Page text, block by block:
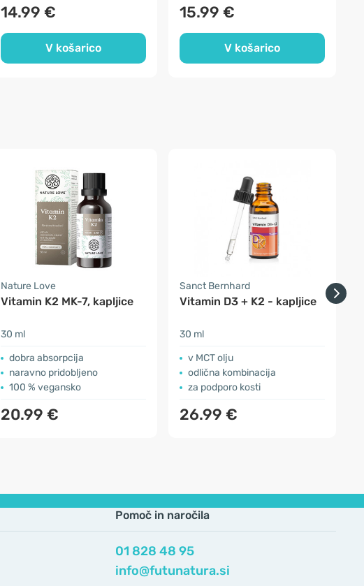
14.99 €
V košarico
15.99 €
V košarico
Nature Love
Vitamin K2 MK-7, kapljice
30 ml
dobra absorpcija
naravno pridobljeno
100 % vegansko
20.99 €
Sanct Bernhard
Vitamin D3 + K2 - kapljice
30 ml
v MCT olju
odlična kombinacija
za podporo kosti
26.99 €
Pomoč in naročila
01 828 48 95
info@futunatura.si